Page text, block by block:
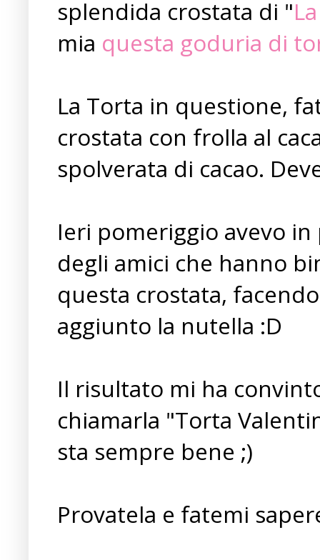
splendida crostata di "
mia questa goduria di
La Torta in questione,
crostata con frolla al
spolverata di cacao.
Ieri pomeriggio avevo
degli amici che hanno
questa crostata,
aggiunto la nutella :D
Il risultato mi ha
chiamarla "Torta
sta sempre bene ;)
Provatela e fatemi